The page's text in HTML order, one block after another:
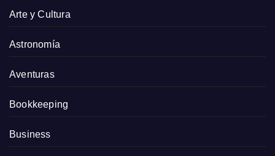
Arte y Cultura
Astronomía
Aventuras
Bookkeeping
Business